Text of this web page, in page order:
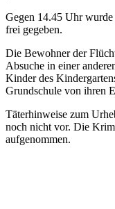
Gegen 14.45 Uhr
frei gegeben.
Die Bewohner der
Absuche in einer
Kinder des
Grundschule von ihren
Täterhinweise zum
noch nicht vor. Die
aufgenommen.